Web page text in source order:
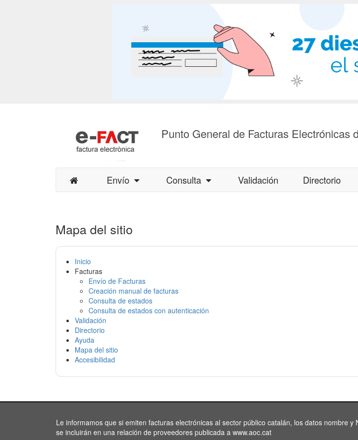
Punto General de Facturas
Envío Consulta Validación Directorio
Mapa del sitio
Inicio
Facturas
Envío de Facturas
Creación manual de facturas
Consulta de estados
Consulta de estados con autenticación
Validación
Directorio
Ayuda
Mapa del sitio
Accesibilidad
Le informamos que si emiten facturas electrónicas al sector público catalán, los datos nombre y
se incluirán en una relación de proveedores publicada a www.aoc.cat